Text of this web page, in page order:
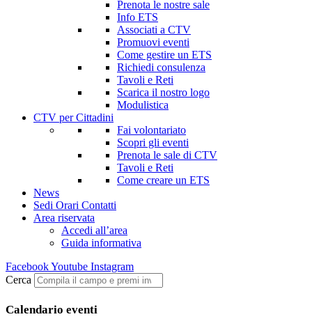
Prenota le nostre sale
Info ETS
Associati a CTV
Promuovi eventi
Come gestire un ETS
Richiedi consulenza
Tavoli e Reti
Scarica il nostro logo
Modulistica
CTV per Cittadini
Fai volontariato
Scopri gli eventi
Prenota le sale di CTV
Tavoli e Reti
Come creare un ETS
News
Sedi Orari Contatti
Area riservata
Accedi all’area
Guida informativa
FacebookYoutube Instagram
Cerca
Calendario eventi